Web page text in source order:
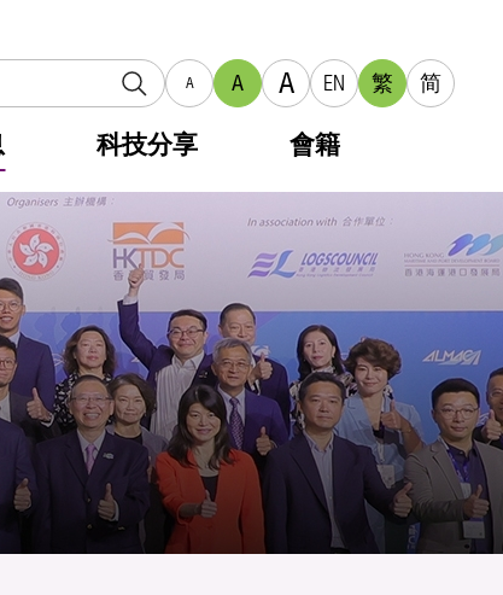
A A A EN 繁 简
科技分享 會籍